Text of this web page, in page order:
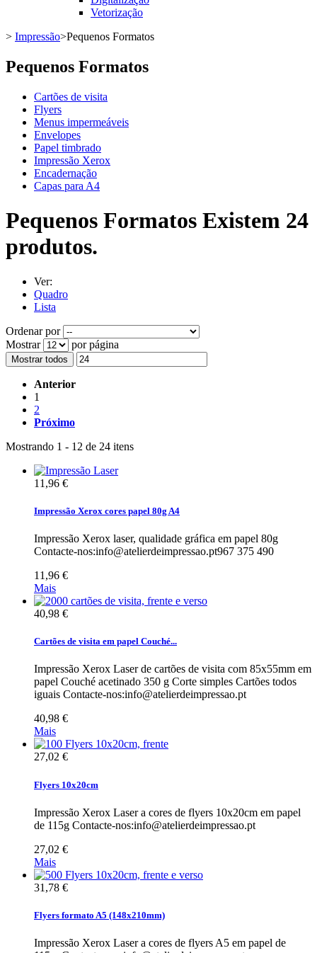
Vetorização
> Impressão>Pequenos Formatos
Pequenos Formatos
Cartões de visita
Flyers
Menus impermeáveis
Envelopes
Papel timbrado
Impressão Xerox
Encadernação
Capas para A4
Pequenos Formatos Existem 24
produtos.
Ver:
Quadro
Lista
Ordenar por
Mostrar
por página
Mostrar todos
Anterior
1
2
Próximo
Mostrando 1 - 12 de 24 itens
11,96 €
Impressão Xerox cores papel 80g A4
Impressão Xerox laser, qualidade gráfica em papel 80g
Contacte-nos:info@atelierdeimpressao.pt967 375 490
11,96 €
Mais
40,98 €
Cartões de visita em papel Couché...
Impressão Xerox Laser de cartões de visita com 85x55mm em
papel Couché acetinado 350 g Corte simples Cartões todos
iguais Contacte-nos:info@atelierdeimpressao.pt
40,98 €
Mais
27,02 €
Flyers 10x20cm
Impressão Xerox Laser a cores de flyers 10x20cm em papel
de 115g Contacte-nos:info@atelierdeimpressao.pt
27,02 €
Mais
31,78 €
Flyers formato A5 (148x210mm)
Impressão Xerox Laser a cores de flyers A5 em papel de